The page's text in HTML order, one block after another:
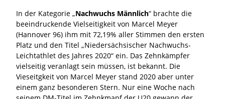
In der Kategorie „Nachwuchs Männlich“ brachte die
beeindruckende Vielseitigkeit von Marcel Meyer
(Hannover 96) ihm mit 72,19% aller Stimmen den ersten
Platz und den Titel „Niedersächsischer Nachwuchs-
Leichtathlet des Jahres 2020“ ein. Das Zehnkämpfer
vielseitig veranlagt sein müssen, ist bekannt. Die
Vieseitgkeit von Marcel Meyer stand 2020 aber unter
einem ganz besonderen Stern. Nur eine Woche nach